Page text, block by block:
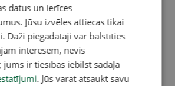
datus un ierīces
Jūsu izvēles attiecas tikai
Daži piegādātāji var balstīties
interesēm, nevis
jums ir tiesības iebilst sadaļā
. Jūs varat atsaukt savu